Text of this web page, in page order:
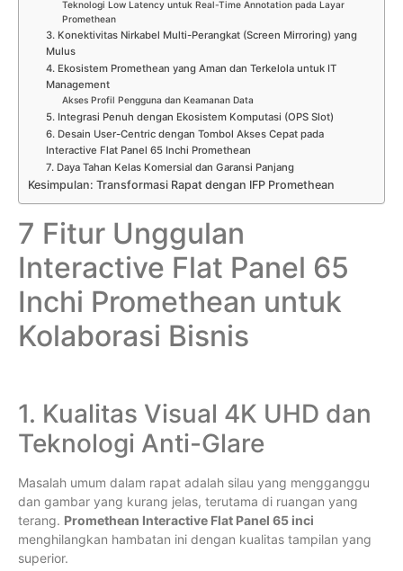
Teknologi Low Latency untuk Real-Time Annotation pada Layar
Promethean
3. Konektivitas Nirkabel Multi-Perangkat (Screen Mirroring) yang
Mulus
4. Ekosistem Promethean yang Aman dan Terkelola untuk IT
Management
Akses Profil Pengguna dan Keamanan Data
5. Integrasi Penuh dengan Ekosistem Komputasi (OPS Slot)
6. Desain User-Centric dengan Tombol Akses Cepat pada
Interactive Flat Panel 65 Inchi Promethean
7. Daya Tahan Kelas Komersial dan Garansi Panjang
Kesimpulan: Transformasi Rapat dengan IFP Promethean
7 Fitur Unggulan
Interactive Flat Panel 65
Inchi Promethean untuk
Kolaborasi Bisnis
1. Kualitas Visual 4K UHD dan
Teknologi Anti-Glare
Masalah umum dalam rapat adalah silau yang mengganggu
dan gambar yang kurang jelas, terutama di ruangan yang
terang. Promethean Interactive Flat Panel 65 inci
menghilangkan hambatan ini dengan kualitas tampilan yang
superior.